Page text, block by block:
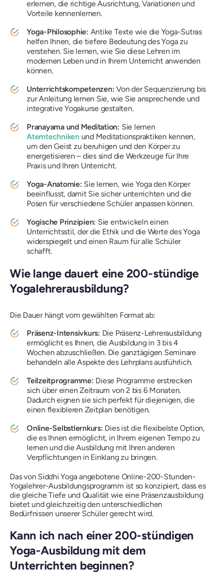
erlernen, die richtige Ausrichtung, Variationen und
Vorteile kennenlernen.
Yoga-Philosophie: Antike Texte wie die Yoga-Sutras
helfen Ihnen, die tiefere Bedeutung des Yoga zu
verstehen. Sie lernen, wie Sie diese Lehren im
modernen Leben und in Ihrem Unterricht anwenden
können.
Unterrichtskompetenzen: Von der Sequenzierung bis
zur Anleitung lernen Sie, wie Sie ansprechende und
integrative Yogakurse gestalten.
Pranayama und Meditation: Sie lernen
Atemtechnikenund Meditationspraktiken kennen,
um den Geist zu beruhigen und den Körper zu
energetisieren – dies sind die Werkzeuge für Ihre
Praxis und Ihren Unterricht.
Yoga-Anatomie: Sie lernen, wie Yoga den Körper
beeinflusst, damit Sie sicher unterrichten und die
Posen für verschiedene Schüler anpassen können.
Yogische Prinzipien: Sie entwickeln einen
Unterrichtsstil, der die Ethik und die Werte des Yoga
widerspiegelt und einen Raum für alle Schüler
schafft.
Wie lange dauert eine 200-stündige
Yogalehrerausbildung?
Die Dauer hängt vom gewählten Format ab:
Präsenz-Intensivkurs: Die Präsenz-Lehrerausbildung
ermöglicht es Ihnen, die Ausbildung in 3 bis 4
Wochen abzuschließen. Die ganztägigen Seminare
behandeln alle Aspekte des Lehrplans ausführlich.
Teilzeitprogramme: Diese Programme erstrecken
sich über einen Zeitraum von 2 bis 6 Monaten.
Dadurch eignen sie sich perfekt für diejenigen, die
einen flexibleren Zeitplan benötigen.
Online-Selbstlernkurs: Dies ist die flexibelste Option,
die es Ihnen ermöglicht, in Ihrem eigenen Tempo zu
lernen und die Ausbildung mit Ihren anderen
Verpflichtungen in Einklang zu bringen.
Das von Siddhi Yoga angebotene Online-200-Stunden-
Yogalehrer-Ausbildungsprogramm ist so konzipiert, dass es
die gleiche Tiefe und Qualität wie eine Präsenzausbildung
bietet und gleichzeitig den unterschiedlichen
Bedürfnissen unserer Schüler gerecht wird.
Kann ich nach einer 200-stündigen
Yoga-Ausbildung mit dem
Unterrichten beginnen?